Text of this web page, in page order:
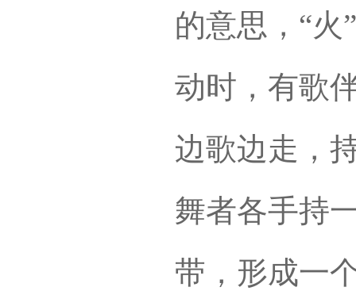
的意思，“
动时，有歌
边歌边走，
舞者各手持
带，形成一